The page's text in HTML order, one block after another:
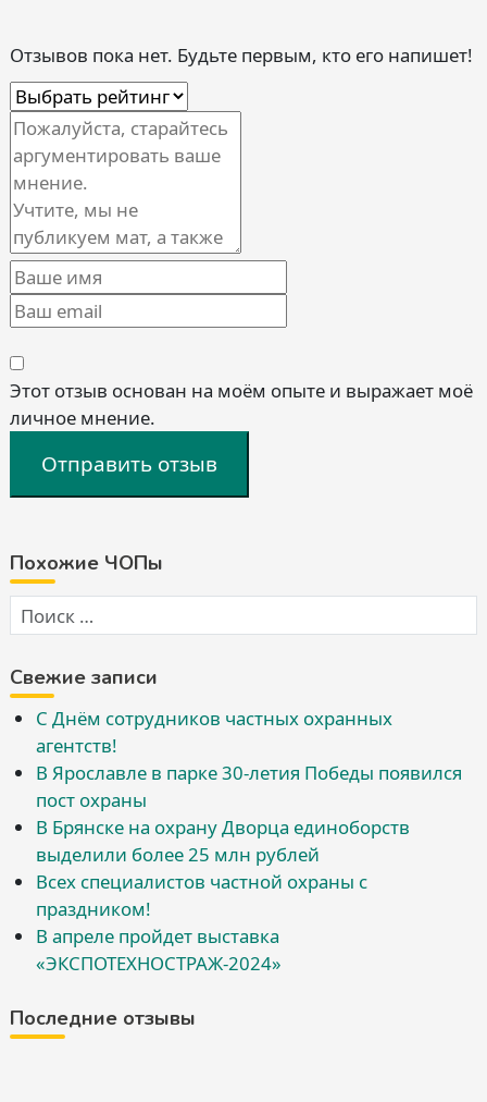
Отзывов пока нет. Будьте первым, кто его напишет!
Этот отзыв основан на моём опыте и выражает моё
личное мнение.
Отправить отзыв
Похожие ЧОПы
Свежие записи
С Днём сотрудников частных охранных
агентств!
В Ярославле в парке 30-летия Победы появился
пост охраны
В Брянске на охрану Дворца единоборств
выделили более 25 млн рублей
Всех специалистов частной охраны с
праздником!
В апреле пройдет выставка
«ЭКСПОТЕХНОСТРАЖ-2024»
Последние отзывы